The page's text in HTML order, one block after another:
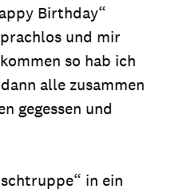
Birthday“
und mir
so hab ich
alle zusammen
gegessen und
in ein